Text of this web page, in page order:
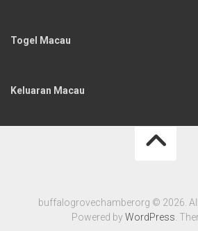
Togel Macau
Keluaran Macau
buffalogrovechamberorg © 2026. All
Powered byWordPress .